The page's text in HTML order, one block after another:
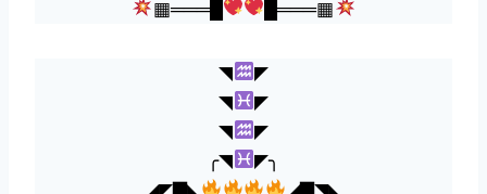
▦═══█
█═══▦
◥
◤
◥
◤
◥
◤
╭◥
◤╮
◢◤▇◣
◢▇◥◣